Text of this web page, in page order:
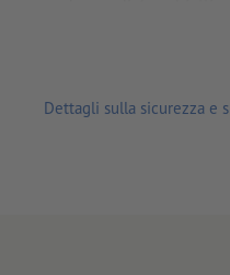
Per ogni ordine di
spedizione
Dettagli sulla sicurezza e